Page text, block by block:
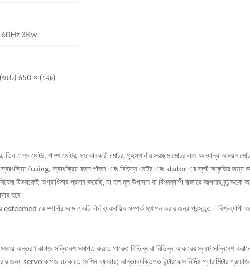
3Kw
650 × (এইচ)
ফেজ মোটর, পাম্প মোটর, সংকোচকারী মোটর, গৃহস্থালীর সরঞ্জাম মোটর এবং অন্যান্য আনয়ন
স্বয়ংক্রিয় fusing, স্বয়ংক্রিয় রজন গাঁজন এবং বিভিন্ন মোটর এবং stator এর স্লট আকৃতির জন্য
উভয়কেই অগ্রাধিকার প্রদান করেছি, যা হল মূল উপাদান যা বিশ্বব্যাপী বাজারে আপনার
হবে।
esteemed কোম্পানীর সঙ্গে একটি দীর্ঘ ব্যবসায়িক সম্পর্ক স্থাপন করার জন্য প্রস্তুত।
অন্তরণ কাগজ সন্নিবেশ সমাপ্ত করতে পারেন; বিভিন্ন বা বিভিন্ন আকারের স্লটে সন্নিবেশ
জন্য servo কাগজ ঢোকাতে মেশিন ব্যবহার; আন্তঃব্যক্তিগত ইন্টারফেস নির্দিষ্ট প্যারামিটার